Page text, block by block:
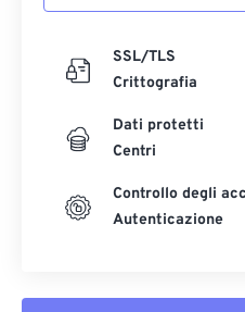
SSL/TLS
Crittografia
Dati protetti
Centri
Controllo degli
Autenticazione